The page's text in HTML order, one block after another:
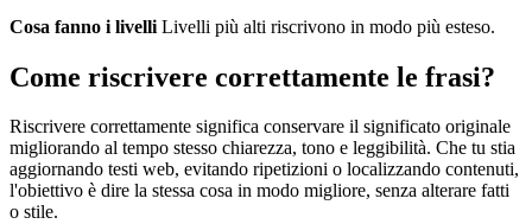
Cosa fanno i livelli Livelli più alti riscrivono in modo più esteso.
Come riscrivere correttamente le frasi?
Riscrivere correttamente significa conservare il significato originale
migliorando al tempo stesso chiarezza, tono e leggibilità. Che tu stia
aggiornando testi web, evitando ripetizioni o localizzando contenuti,
l'obiettivo è dire la stessa cosa in modo migliore, senza alterare fatti
o stile.